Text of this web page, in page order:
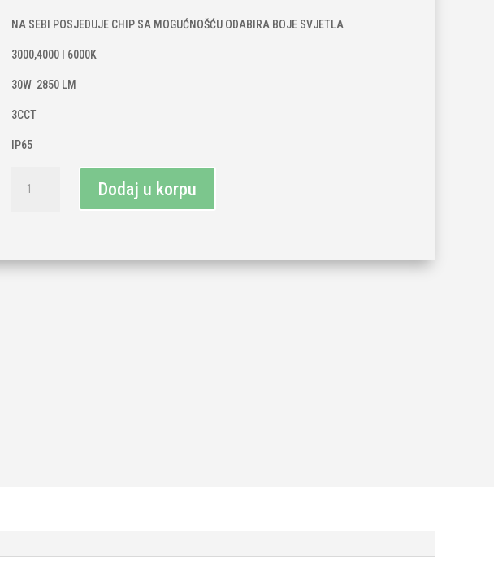
65,00 KM.55,00 KM.
NA SEBI POSJEDUJE CHIP SA MOGUĆNOŠĆU ODABIRA BOJE SVJETLA
3000,4000 I 6000K
30W 2850 LM
3CCT
IP65
BIJELI
30W
Dodaj u korpu